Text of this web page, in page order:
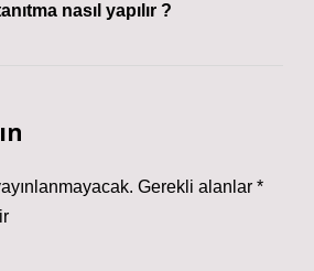
nasıl yapılır ?
Gerekli alanlar *